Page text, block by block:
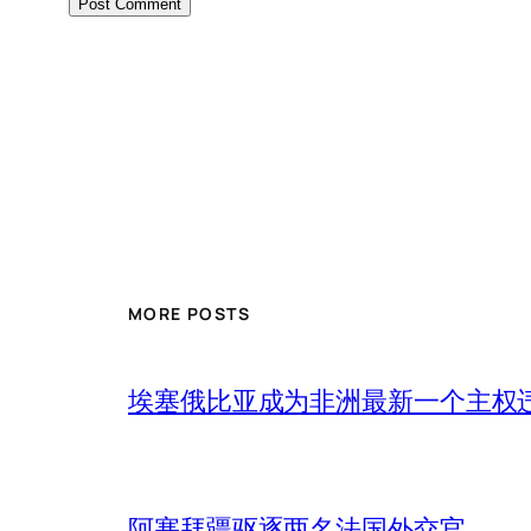
MORE POSTS
埃塞俄比亚成为非洲最新一个主权